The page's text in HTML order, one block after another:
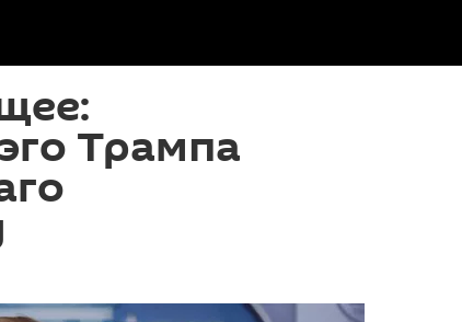
Трампа